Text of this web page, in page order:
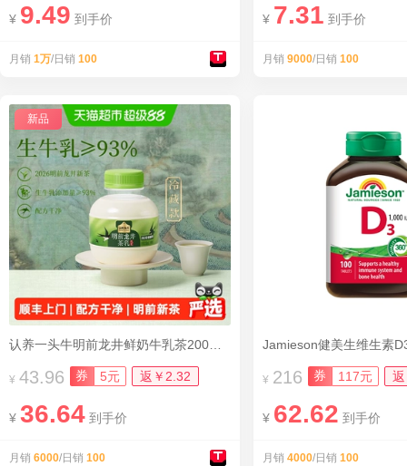
¥ 9.49 到手价
月销 1万/日销 100
¥ 7.31 到手价
月销 9000/日销 100
新品
¥ 43.96 券 5元 返￥2.32
¥ 36.64 到手价
月销 6000/日销 100
Jamieson健美生维生素
¥ 216 券 117元
¥ 62.62 到手价
月销 4000/日销 100